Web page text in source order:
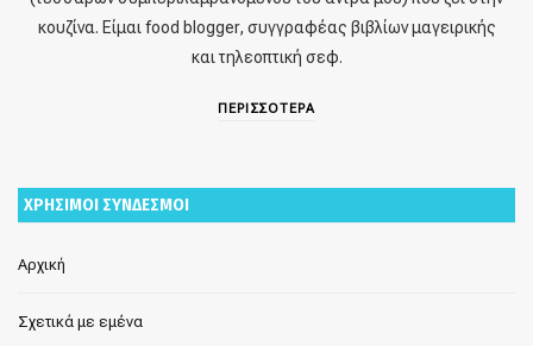
κουζίνα. Είμαι food blogger, συγγραφέας βιβλίων μαγειρικής
και τηλεοπτική σεφ.
ΠΕΡΙΣΣΟΤΕΡΑ
ΧΡΗΣΙΜΟΙ ΣΥΝΔΕΣΜΟΙ
Αρχική
Σχετικά με εμένα